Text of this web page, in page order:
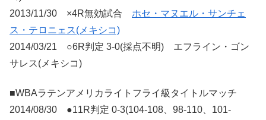
2013/11/30 ×4R無効試合 ホセ・マヌエル・サンチェ
ス・テロニェス(メキシコ)
2014/03/21 ○6R判定 3-0(採点不明) エフライン・ゴン
サレス(メキシコ)
■WBAラテンアメリカライトフライ級タイトルマッチ
2014/08/30 ●11R判定 0-3(104-108、98-110、101-